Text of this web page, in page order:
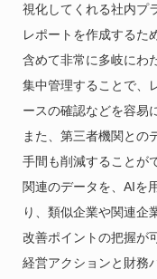
視化してくれる社内プ
レポートを作成するた
含めて非常に多岐にわ
集中管理することで、
ースの確認などを容易
また、第三者機関との
手間も削減することが
関連のデータを、AIを
り、類似企業や関連企
改善ポイントの把握が
経営アクションと財務